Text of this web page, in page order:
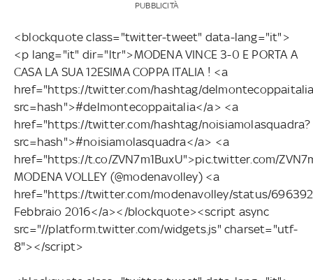
PUBBLICITÀ
<blockquote class="twitter-tweet" data-lang="it">
<p lang="it" dir="ltr">MODENA VINCE 3-0 E PORTA A
CASA LA SUA 12ESIMA COPPA ITALIA ! <a
href="https://twitter.com/hashtag/
src=hash">#delmontecoppaitalia</a> <a
href="https://twitter.com/hashtag/noisiamolasquadra?
src=hash">#noisiamolasquadra</a> <a
href="https://t.co/ZVN7m1BuxU">pic.twitter.com/
MODENA VOLLEY (@modenavolley) <a
href="https://twitter.com/modenavolley/status/
Febbraio 2016</a></blockquote><script async
src="//platform.twitter.com/widgets.js" charset="utf-
8"></script>